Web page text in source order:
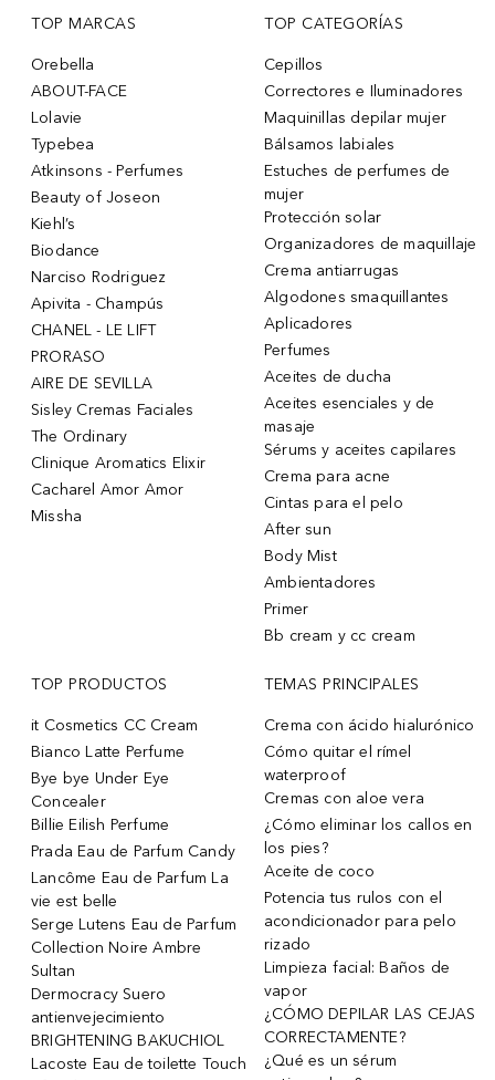
TOP MARCAS
Orebella
ABOUT-FACE
Lolavie
Typebea
Atkinsons - Perfumes
Beauty of Joseon
Kiehl’s
Biodance
Narciso Rodriguez
Apivita - Champús
CHANEL - LE LIFT
PRORASO
AIRE DE SEVILLA
Sisley Cremas Faciales
The Ordinary
Clinique Aromatics Elixir
Cacharel Amor Amor
Missha
TOP CATEGORÍAS
Cepillos
Correctores e Iluminadores
Maquinillas depilar mujer
Bálsamos labiales
Estuches de perfumes de
mujer
Protección solar
Organizadores de maquillaje
Crema antiarrugas
Algodones smaquillantes
Aplicadores
Perfumes
Aceites de ducha
Aceites esenciales y de
masaje
Sérums y aceites capilares
Crema para acne
Cintas para el pelo
After sun
Body Mist
Ambientadores
Primer
Bb cream y cc cream
TOP PRODUCTOS
it Cosmetics CC Cream
Bianco Latte Perfume
Bye bye Under Eye
Concealer
Billie Eilish Perfume
Prada Eau de Parfum Candy
Lancôme Eau de Parfum La
vie est belle
Serge Lutens Eau de Parfum
Collection Noire Ambre
Sultan
Dermocracy Suero
antienvejecimiento
BRIGHTENING BAKUCHIOL
Lacoste Eau de toilette Touch
TEMAS PRINCIPALES
Crema con ácido hialurónico
Cómo quitar el rímel
waterproof
Cremas con aloe vera
¿Cómo eliminar los callos en
los pies?
Aceite de coco
Potencia tus rulos con el
acondicionador para pelo
rizado
Limpieza facial: Baños de
vapor
¿CÓMO DEPILAR LAS CEJAS
CORRECTAMENTE?
¿Qué es un sérum